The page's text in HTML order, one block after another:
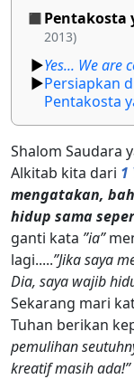
Pentakosta
2013)
Yes... We are
Persiapkan
Pentakosta
Shalom Saudara
Alkitab kita dari 1
mengatakan,
hidup sama
ganti kata ”ia”
lagi.....”Jika saya
Dia, saya wajib
Sekarang mari
Tuhan berikan
pemulihan
kreatif masih ada!”